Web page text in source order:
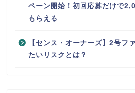
ペーン開始！初回応募だけで
もらえる
【センス・オーナーズ】2号フ
たいリスクとは？